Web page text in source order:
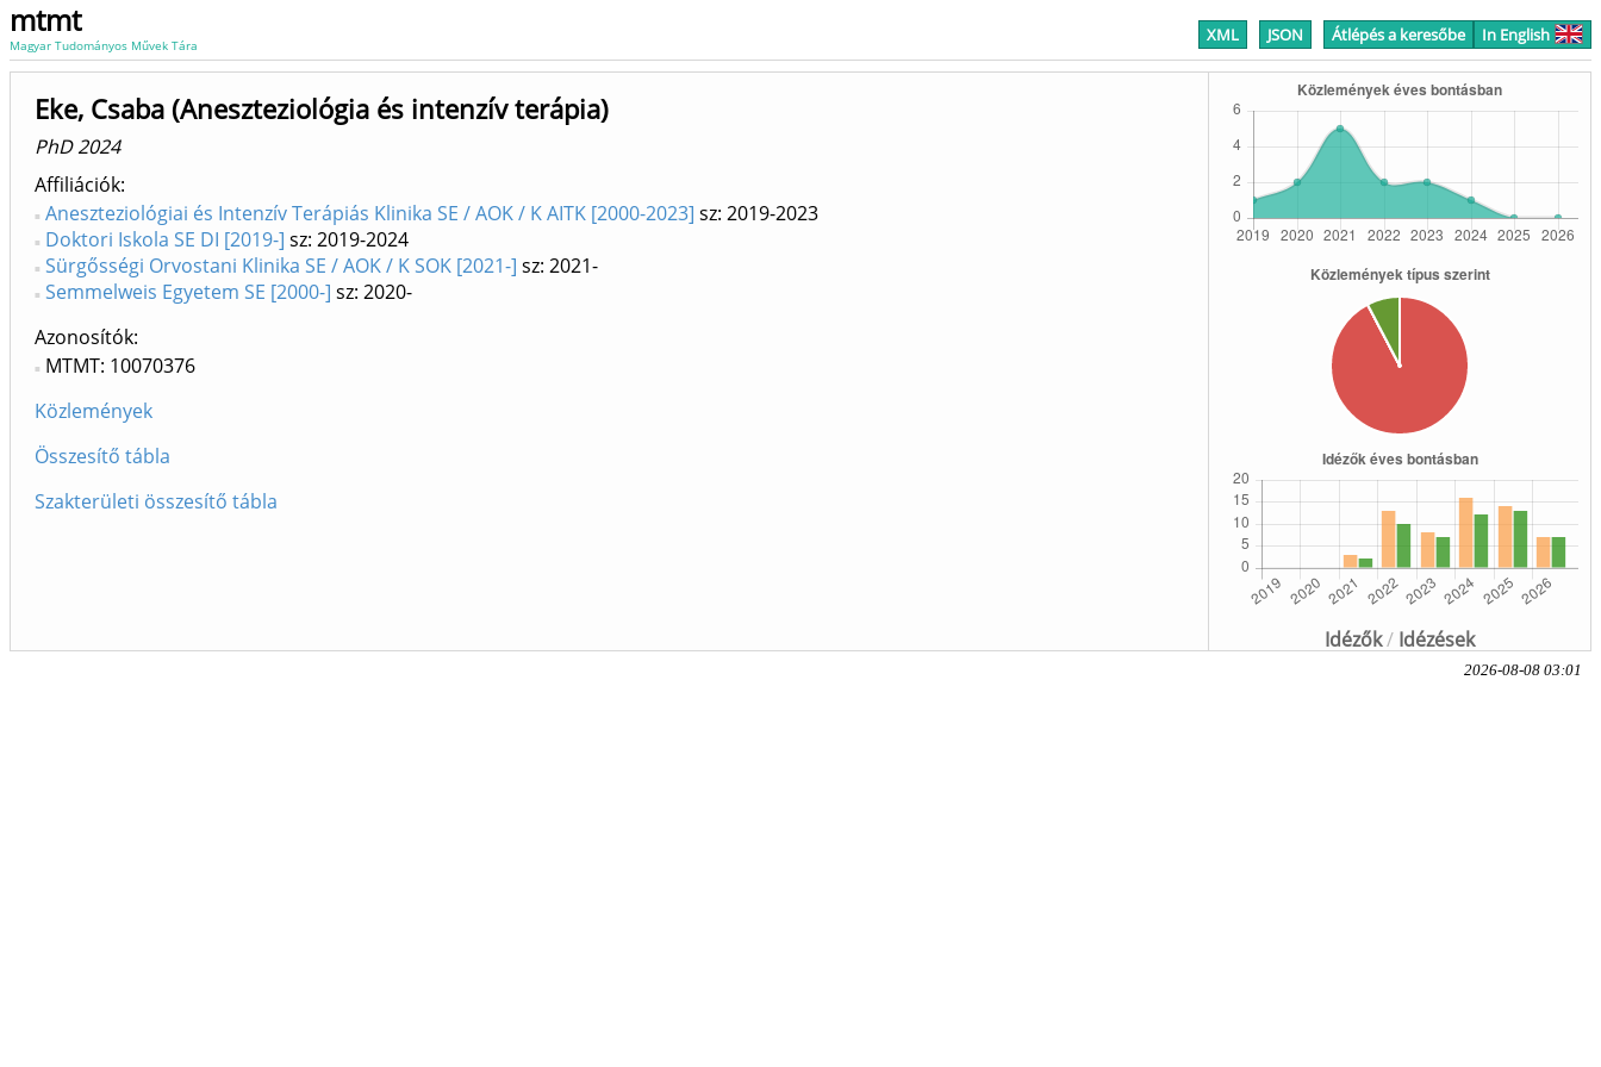
mtmt
Magyar Tudományos Művek Tára XML JSON Átlépés a keresőbe In English
Idézők/ Idézések
Eke, Csaba (Aneszteziológia és intenzív terápia)
PhD 2024
Affiliációk
Aneszteziológiai és Intenzív Terápiás Klinika SE / AOK / K AITK [2000-2023] sz: 2019-2023
Doktori Iskola SE DI [2019-] sz: 2019-2024
Sürgősségi Orvostani Klinika SE / AOK / K SOK [2021-] sz: 2021-
Semmelweis Egyetem SE [2000-] sz: 2020-
Azonosítók
MTMT: 10070376
Közlemények
Összesítő tábla
Szakterületi összesítő tábla
2026-08-08 03:01